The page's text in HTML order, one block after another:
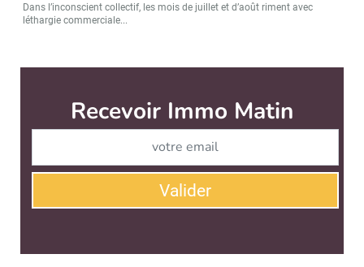
Dans l’inconscient collectif, les mois de juillet et d’août riment avec
léthargie commerciale...
Immo Matin est édité par
QUI SOMMES-NOUS ?